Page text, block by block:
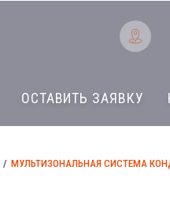
ОСТАВИТЬ ЗАЯВКУ
МУЛЬТИЗОНАЛЬНАЯ СИСТЕМА